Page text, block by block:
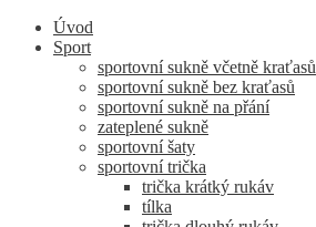
Úvod
Sport
sportovní sukně včetně kraťasů
sportovní sukně bez kraťasů
sportovní sukně na přání
zateplené sukně
sportovní šaty
sportovní trička
trička krátký rukáv
tílka